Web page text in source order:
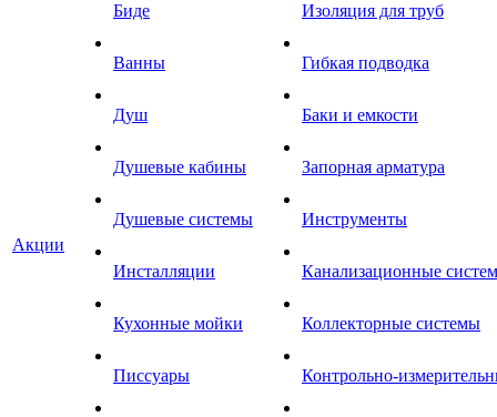
Акции
Биде
Ванны
Душ
Душевые кабины
Душевые системы
Инсталляции
Кухонные мойки
Писсуары
Изоляция для труб
Гибкая подводка
Баки и емкости
Запорная арматура
Инструменты
Канализационные
Коллекторные системы
Контрольно-